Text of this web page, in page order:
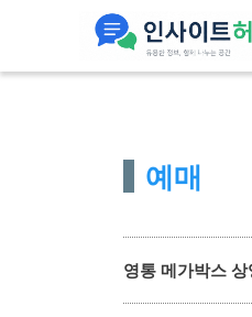
예매
영통 메가박스